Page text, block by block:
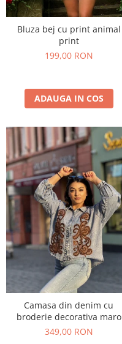
Bluza bej cu print animal
print
199,00 RON
ADAUGA IN COS
Camasa din denim cu
broderie decorativa maro
349,00 RON